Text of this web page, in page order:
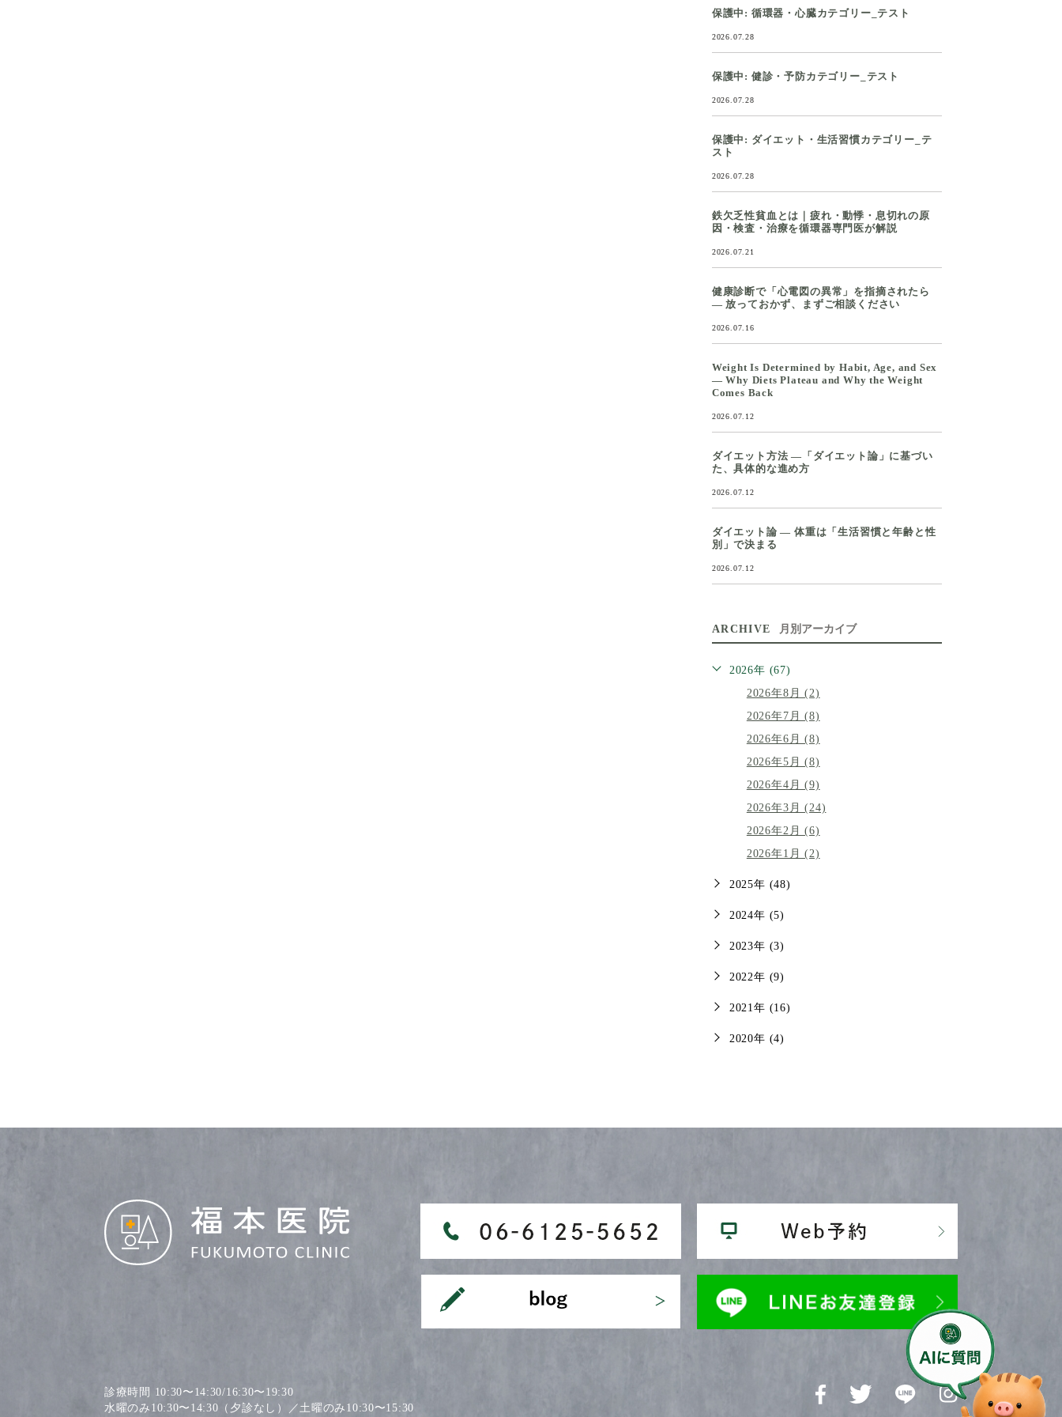
保護中: 循環器・心臓カテゴリー_テスト
2026.07.28
保護中: 健診・予防カテゴリー_テスト
2026.07.28
保護中: ダイエット・生活習慣カテゴリー_テ
スト
2026.07.28
鉄欠乏性貧血とは｜疲れ・動悸・息切れの原
因・検査・治療を循環器専門医が解説
2026.07.21
健康診断で「心電図の異常」を指摘されたら
― 放っておかず、まずご相談ください
2026.07.16
Weight Is Determined by Habit, Age, and Sex
— Why Diets Plateau and Why the Weight
Comes Back
2026.07.12
ダイエット方法 ―「ダイエット論」に基づい
た、具体的な進め方
2026.07.12
ダイエット論 ― 体重は「生活習慣と年齢と性
別」で決まる
2026.07.12
ARCHIVE 月別アーカイブ
2026年 (67)
2026年8月 (2)
2026年7月 (8)
2026年6月 (8)
2026年5月 (8)
2026年4月 (9)
2026年3月 (24)
2026年2月 (6)
2026年1月 (2)
2025年 (48)
2024年 (5)
2023年 (3)
2022年 (9)
2021年 (16)
2020年 (4)
診療時間 10:30〜14:30/16:30〜19:30
水曜のみ10:30〜14:30（夕診なし）／土曜のみ10:30〜15:30